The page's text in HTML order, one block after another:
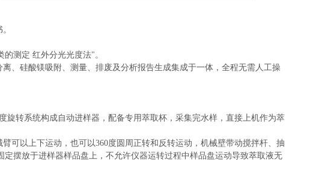
测定 红外分光光度法"。
、硅酸镁吸附、测量、排废及分析报告生成集成于一体，全程无需人工操
旋转系统构成自动进样器，配备专用萃取杯，采集完水样，直接上机作为萃
可以上下运动，也可以360度圆周正转和反转运动，机械壁带动搅拌杆、抽
摆放于进样器样品盘上，不允许仪器运转过程中样品盘运动导致萃取液无